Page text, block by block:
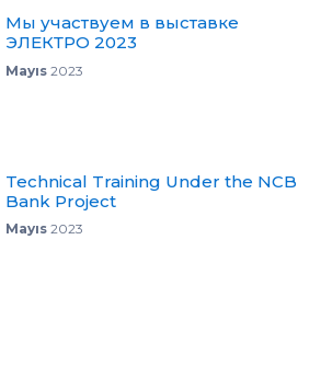
Мы участвуем в выставке
ЭЛЕКТРО 2023
Mayıs2023
Technical Training Under the NCB
Bank Project
Mayıs2023